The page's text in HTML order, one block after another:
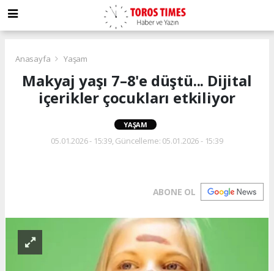
Anasayfa Yaşam
Makyaj yaşı 7–8'e düştü... Dijital
içerikler çocukları etkiliyor
YAŞAM
05.01.2026 - 15:39, Güncelleme: 05.01.2026 - 15:39
ABONE OL